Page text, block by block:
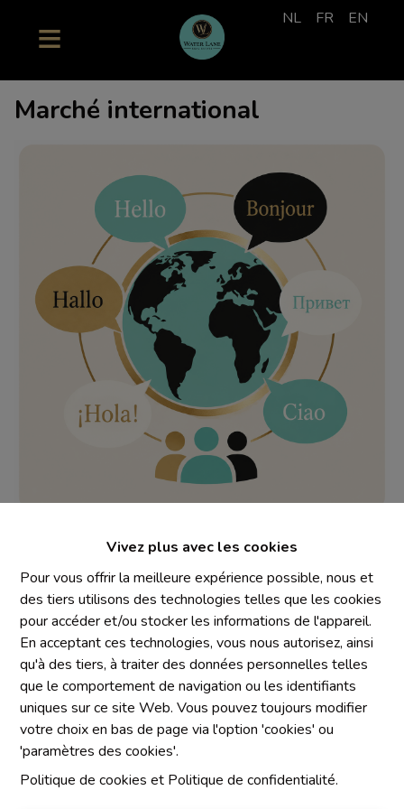
Vivez plus avec les cookies
Pour vous offrir la meilleure expérience possible, nous et
des tiers utilisons des technologies telles que les cookies
pour accéder et/ou stocker les informations de l'appareil.
En acceptant ces technologies, vous nous autorisez, ainsi
qu'à des tiers, à traiter des données personnelles telles
que le comportement de navigation ou les identifiants
uniques sur ce site Web. Vous pouvez toujours modifier
votre choix en bas de page via l'option 'cookies' ou
'paramètres des cookies'.
Politique de cookies et Politique de confidentialité.
NL FR EN
Marché international
Mentions obligatoires
Chaque agence est juridiquement et financièrement
indépendante
SRL IMMO Water Lane - TVA BE 0755330288
Agrétion I.P.I. N° 510.423
RC professionnelle et cautionnement vis AXA Belgium
N° 730.390.160